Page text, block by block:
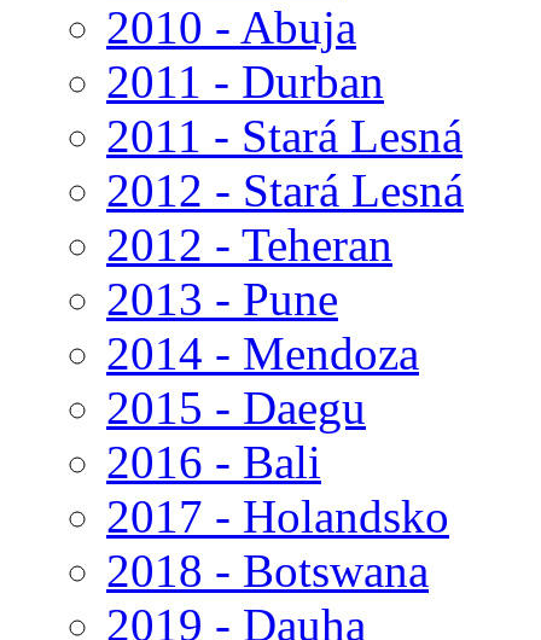
2010 - Abuja
2011 - Durban
2011 - Stará Lesná
2012 - Stará Lesná
2012 - Teheran
2013 - Pune
2014 - Mendoza
2015 - Daegu
2016 - Bali
2017 - Holandsko
2018 - Botswana
2019 - Dauha